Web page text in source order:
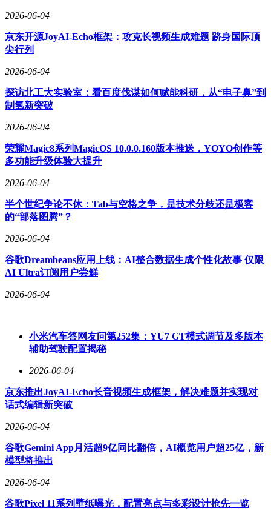
券、优先购等权益，形成“任务完成-即时反馈-新目标出现”的
了高价值用户的身份认同感。
幸咖啡运用锚定效应，在菜单显著位置标注单品原价与券后价
对比；通过季节限定款制造稀缺感，利用禀赋效应让用户产
生“拥有即合理”的心理。在需求唤醒方面，企业根据早高峰、
下午茶等时段特点推送对应产品，同时营造“办公室全员瑞
幸”的社交场景，利用从众心理触发非计划性消费。当用户形
缩短。
2026-06-04
京东开源JoyAI-Echo框架：攻克长视频生成难题 跻身国际顶
尖行列
2026-06-04
探访北工大实验室：看百度伐谋如何赋能科研，从“电子鼻”到
制氢新突破
2026-06-04
荣耀Magic8系列MagicOS 10.0.0.160版本推送，YOYO创作等
多功能升级体验大提升
2026-06-04
半个世纪争论不休：Tab与空格之争，是技术分歧还是极客
的“部落图腾”？
2026-06-04
谷歌Dreambeans应用上线：AI整合数据生成个性化故事 仅限
AI Ultra订阅用户尝鲜
2026-06-04
小米汽车答网友问第252集：YU7 GT模式调节及多版本
辅助驾驶配置揭秘
2026-06-04
京东推出JoyAI-Echo长音视频生成框架，解决难题并实现对
话式编辑新突破
2026-06-04
谷歌Gemini App月活超9亿同比翻倍，AI概览用户超25亿，新
模型将推出
2026-06-04
谷歌Pixel 11系列壁纸曝光，配置亮点与多彩设计抢先一览